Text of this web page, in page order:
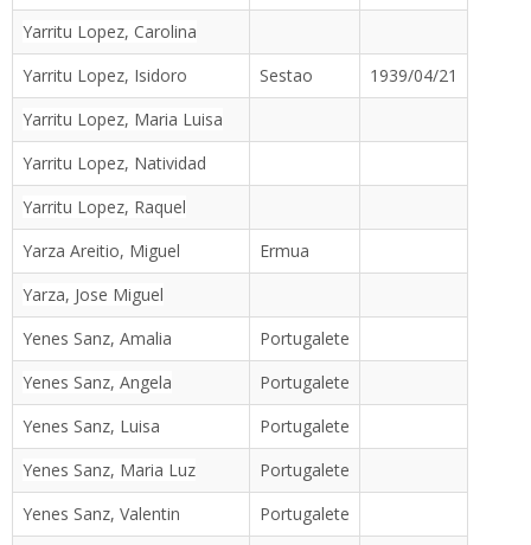
Yarritu Lopez, Carolina
Yarritu Lopez, Isidoro
Sestao
1939/04/21
Yarritu Lopez, Maria Luisa
Yarritu Lopez, Natividad
Yarritu Lopez, Raquel
Yarza Areitio, Miguel
Ermua
Yarza, Jose Miguel
Yenes Sanz, Amalia
Portugalete
Yenes Sanz, Angela
Portugalete
Yenes Sanz, Luisa
Portugalete
Yenes Sanz, Maria Luz
Portugalete
Yenes Sanz, Valentin
Portugalete